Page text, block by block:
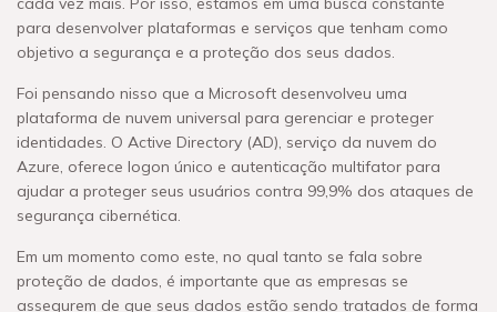
para desenvolver plataformas e serviços que tenham como
objetivo a segurança e a proteção dos seus dados.
Foi pensando nisso que a Microsoft desenvolveu uma
plataforma de nuvem universal para gerenciar e proteger
identidades. O Active Directory (AD), serviço da nuvem do
Azure, oferece logon único e autenticação multifator para
ajudar a proteger seus usuários contra 99,9% dos ataques de
segurança cibernética.
Em um momento como este, no qual tanto se fala sobre
proteção de dados, é importante que as empresas se
assegurem de que seus dados estão sendo tratados de forma